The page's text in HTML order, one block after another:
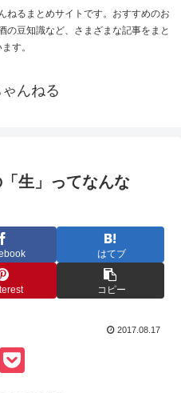
ねるまとめサイトです。おすすめのお
の豆知識など、さまざまな記事をまと
す。
んねる
生」ってなんな
はてブ
コピー
2017.08.17
E